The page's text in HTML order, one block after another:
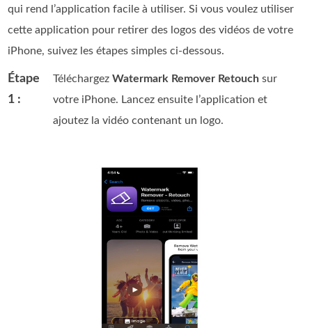
qui rend l’application facile à utiliser. Si vous voulez utiliser
cette application pour retirer des logos des vidéos de votre
iPhone, suivez les étapes simples ci‑dessous.
Étape
1 :
TéléchargezWatermark Remover Retouch sur
votre iPhone. Lancez ensuite l’application et
ajoutez la vidéo contenant un logo.